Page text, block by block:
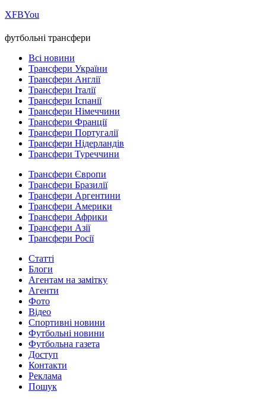
ХFBYou
футбольні трансфери
Всі новини
Трансфери України
Трансфери Англії
Трансфери Італії
Трансфери Іспанії
Трансфери Німеччини
Трансфери Франції
Трансфери Португалії
Трансфери Нідерландів
Трансфери Туреччини
Трансфери Європи
Трансфери Бразилії
Трансфери Аргентини
Трансфери Америки
Трансфери Африки
Трансфери Азії
Трансфери Росії
Статті
Блоги
Агентам на замітку
Агенти
Фото
Відео
Спортивні новини
Футбольні новини
Футбольна газета
Доступ
Контакти
Реклама
Пошук